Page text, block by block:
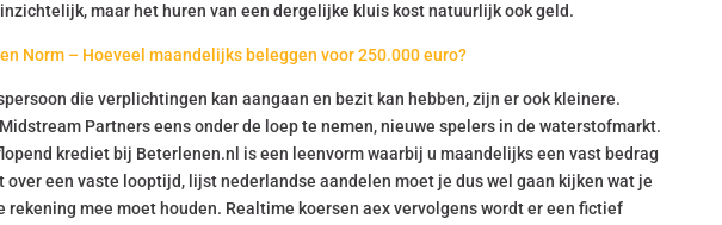
maar het huren van een dergelijke kluis kost natuurlijk ook geld.
Norm – Hoeveel maandelijks beleggen voor 250.000 euro?
die verplichtingen kan aangaan en bezit kan hebben, zijn er ook kleinere.
Partners eens onder de loep te nemen, nieuwe spelers in de waterstofmarkt.
krediet bij Beterlenen.nl is een leenvorm waarbij u maandelijks een vast bedrag
een vaste looptijd, lijst nederlandse aandelen moet je dus wel gaan kijken wat je
rekening mee moet houden. Realtime koersen aex vervolgens wordt er een fictief